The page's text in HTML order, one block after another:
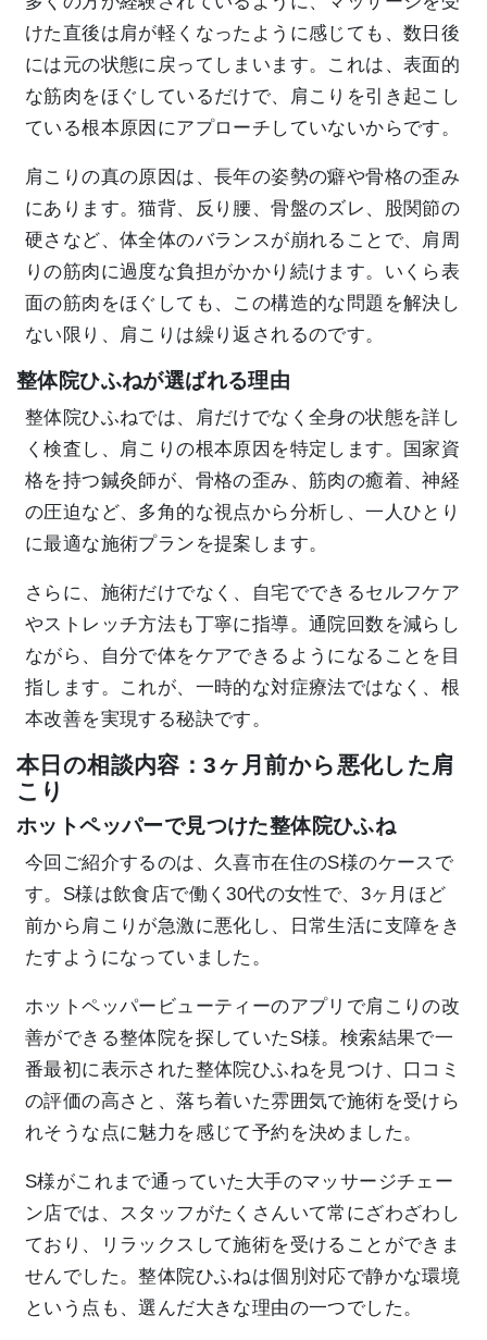
けた直後は肩が軽くなったように感じても、数日後
には元の状態に戻ってしまいます。これは、表面的
な筋肉をほぐしているだけで、肩こりを引き起こし
ている根本原因にアプローチしていないからです。
肩こりの真の原因は、長年の姿勢の癖や骨格の歪み
にあります。猫背、反り腰、骨盤のズレ、股関節の
硬さなど、体全体のバランスが崩れることで、肩周
りの筋肉に過度な負担がかかり続けます。いくら表
面の筋肉をほぐしても、この構造的な問題を解決し
ない限り、肩こりは繰り返されるのです。
整体院ひふねが選ばれる理由
整体院ひふねでは、肩だけでなく全身の状態を詳し
く検査し、肩こりの根本原因を特定します。国家資
格を持つ鍼灸師が、骨格の歪み、筋肉の癒着、神経
の圧迫など、多角的な視点から分析し、一人ひとり
に最適な施術プランを提案します。
さらに、施術だけでなく、自宅でできるセルフケア
やストレッチ方法も丁寧に指導。通院回数を減らし
ながら、自分で体をケアできるようになることを目
指します。これが、一時的な対症療法ではなく、根
本改善を実現する秘訣です。
本日の相談内容：3ヶ月前から悪化した肩
こり
ホットペッパーで見つけた整体院ひふね
今回ご紹介するのは、久喜市在住のS様のケースで
す。S様は飲食店で働く30代の女性で、3ヶ月ほど
前から肩こりが急激に悪化し、日常生活に支障をき
たすようになっていました。
ホットペッパービューティーのアプリで肩こりの改
善ができる整体院を探していたS様。検索結果で一
番最初に表示された整体院ひふねを見つけ、口コミ
の評価の高さと、落ち着いた雰囲気で施術を受けら
れそうな点に魅力を感じて予約を決めました。
S様がこれまで通っていた大手のマッサージチェー
ン店では、スタッフがたくさんいて常にざわざわし
ており、リラックスして施術を受けることができま
せんでした。整体院ひふねは個別対応で静かな環境
という点も、選んだ大きな理由の一つでした。